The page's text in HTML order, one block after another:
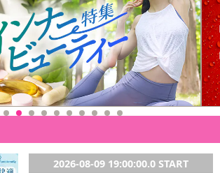
こちらの情報は2026-07-09 13:55:57.0での情報となります。
2026-08-09 19:00:00.0 START